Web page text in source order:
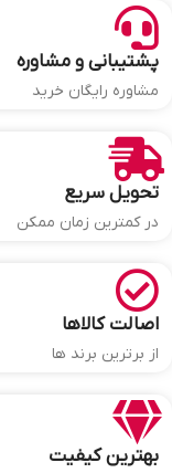
پشتیبانی و مشاوره
مشاوره رایگان خرید
تحویل سریع
در کمترین زمان ممکن
اصالت کالاها
از برترین برند ها
بهترین کیفیت